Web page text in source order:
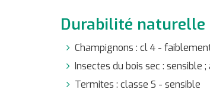
Durabilité
Champignons : cl 4 -
Insectes du bois sec : sensible
Termites : classe S - sensible